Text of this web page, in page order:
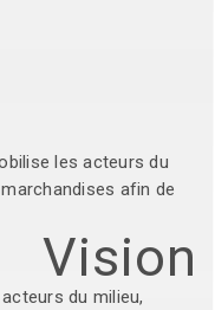
les acteurs du
afin de
Vision
du milieu,